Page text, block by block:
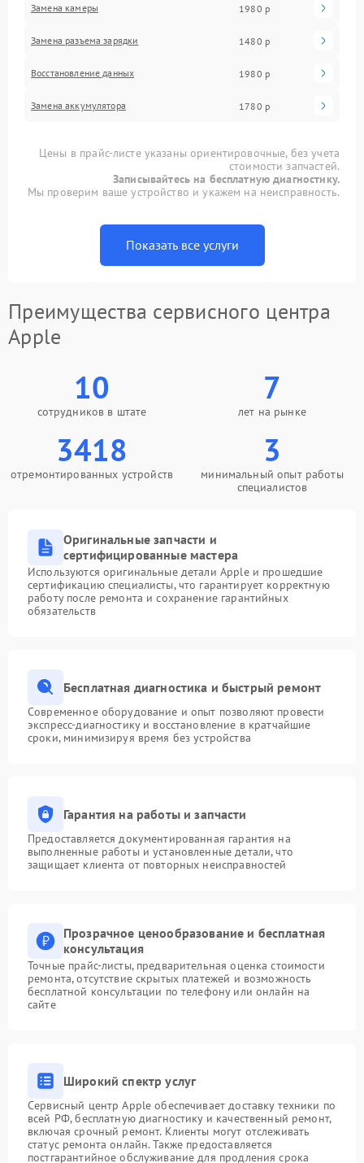
Замена камеры 1980 р
Замена разъема зарядки 1480 р
Восстановление данных 1980 р
Замена аккумулятора 1780 р
Цены в прайс-листе указаны ориентировочные, без учета
стоимости запчастей.
Записывайтесь на бесплатную диагностику.
Мы проверим ваше устройство и укажем на неисправность.
Показать все услуги
Преимущества сервисного центра
Apple
10
сотрудников в штате
7
лет на рынке
3418
отремонтированных устройств
3
минимальный опыт работы
специалистов
Оригинальные запчасти и
сертифицированные мастера
Используются оригинальные детали Apple и прошедшие
сертификацию специалисты, что гарантирует корректную
работу после ремонта и сохранение гарантийных
обязательств
Бесплатная диагностика и быстрый ремонт
Современное оборудование и опыт позволяют провести
экспресс-диагностику и восстановление в кратчайшие
сроки, минимизируя время без устройства
Гарантия на работы и запчасти
Предоставляется документированная гарантия на
выполненные работы и установленные детали, что
защищает клиента от повторных неисправностей
Прозрачное ценообразование и бесплатная
консультация
Точные прайс-листы, предварительная оценка стоимости
ремонта, отсутствие скрытых платежей и возможность
бесплатной консультации по телефону или онлайн на
сайте
Широкий спектр услуг
Сервисный центр Apple обеспечивает доставку техники по
всей РФ, бесплатную диагностику и качественный ремонт,
включая срочный ремонт. Клиенты могут отслеживать
статус ремонта онлайн. Также предоставляется
постгарантийное обслуживание для продления срока